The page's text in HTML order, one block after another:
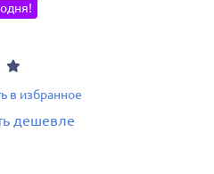
в избранное
дешевле